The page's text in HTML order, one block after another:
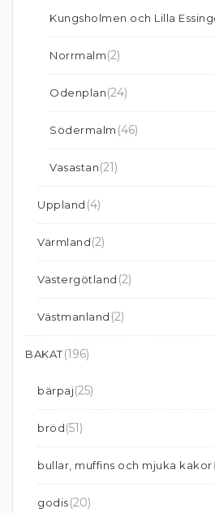
Kungsholmen och Lilla
Norrmalm(2)
Odenplan(24)
Södermalm (46)
Vasastan(21)
Uppland (4)
Värmland(2)
Västergötland (2)
Västmanland (2)
BAKAT(196)
bärpaj(25)
bröd(51)
bullar, muffins och mjuka kakor
godis(20)